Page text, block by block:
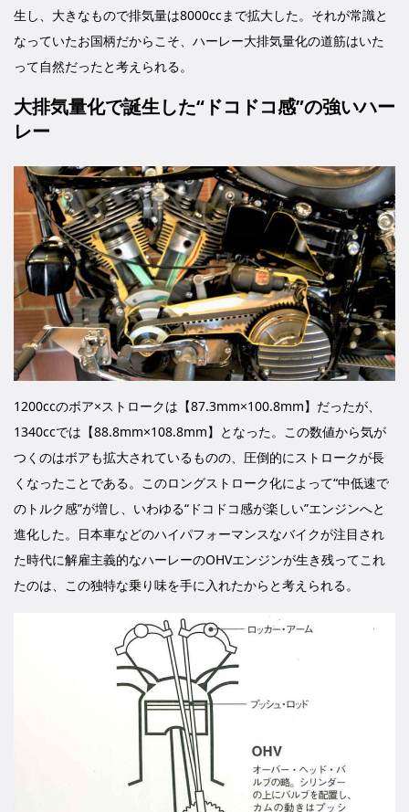
生し、大きなもので排気量は8000ccまで拡大した。それが常識と
なっていたお国柄だからこそ、ハーレー大排気量化の道筋はいた
って自然だったと考えられる。
大排気量化で誕生した“ドコドコ感”の強いハー
レー
1200ccのボア×ストロークは【87.3mm×100.8mm】だったが、
1340ccでは【88.8mm×108.8mm】となった。この数値から気が
つくのはボアも拡大されているものの、圧倒的にストロークが長
くなったことである。このロングストローク化によって“中低速で
のトルク感”が増し、いわゆる“ドコドコ感が楽しい”エンジンへと
進化した。日本車などのハイパフォーマンスなバイクが注目され
た時代に解雇主義的なハーレーのOHVエンジンが生き残ってこれ
たのは、この独特な乗り味を手に入れたからと考えられる。